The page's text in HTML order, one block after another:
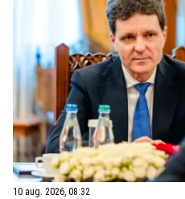
10 aug. 2026, 08:32